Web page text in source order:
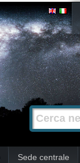
Cerca nel
Sede centrale